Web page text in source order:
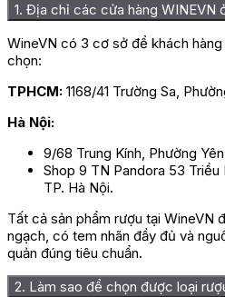
1. Địa chỉ các cửa hàng WINEVN
WineVN có 3 cơ sở để khách
chọn:
TPHCM: 1168/41 Trường Sa,
Hà Nội:
9/68 Trung Kính, Phường
Shop 9 TN Pandora 53 Triều
TP. Hà Nội.
Tất cả sản phẩm rượu tại WineVN
ngạch, có tem nhãn đầy đủ và
quản đúng tiêu chuẩn.
2. Làm sao để chọn được loại